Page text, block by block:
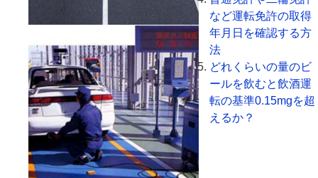
など運転免許の取得
年月日を確認する方
法
どれくらいの量のビ
ールを飲むと飲酒運
転の基準0.15mgを超
えるか？